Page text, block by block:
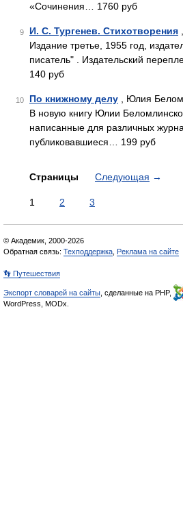
«Сочинения… 1760 руб
9 И. С. Тургенев. Стихотворения
Издание третье, 1955 год,
писатель" . Издательский
140 руб
10 По книжному делу , Юлия
В новую книгу Юлии
написанные для различных
публиковавшиеся… 199 руб
Страницы Следующая →
1 2 3
© Академик, 2000-2026
Обратная связь: Техподдержка Реклама на сайте
👣 Путешествия
Экспорт словарей на сайты , сделанные на PHP,
WordPress, MODx.